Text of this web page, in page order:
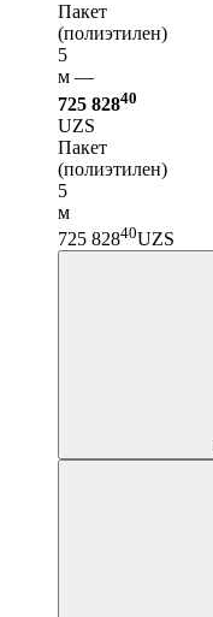
Пакет
(полиэтилен)
5
м —
725 82840
UZS
Пакет
(полиэтилен)
5
м
725 82840UZS